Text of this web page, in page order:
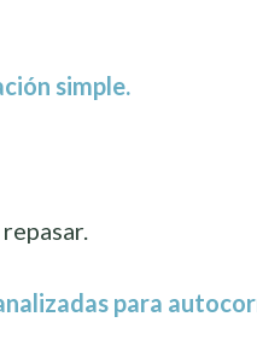
simple.
para